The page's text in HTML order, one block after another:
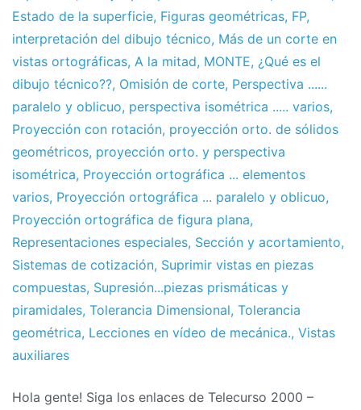
2010
Estado de la superficie, Figuras geométricas, FP,
interpretación del dibujo técnico, Más de un corte en
vistas ortográficas, A la mitad, MONTE, ¿Qué es el
dibujo técnico??, Omisión de corte, Perspectiva ......
paralelo y oblicuo, perspectiva isométrica ..... varios,
Proyección con rotación, proyección orto. de sólidos
geométricos, proyección orto. y perspectiva
isométrica, Proyección ortográfica ... elementos
varios, Proyección ortográfica ... paralelo y oblicuo,
Proyección ortográfica de figura plana,
Representaciones especiales, Sección y acortamiento,
Sistemas de cotización, Suprimir vistas en piezas
compuestas, Supresión...piezas prismáticas y
piramidales, Tolerancia Dimensional, Tolerancia
geométrica, Lecciones en vídeo de mecánica., Vistas
auxiliares
Hola gente! Siga los enlaces de Telecurso 2000 –